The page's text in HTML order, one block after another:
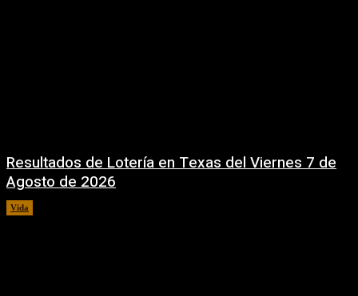
Resultados de Lotería en Texas del Viernes 7 de
Agosto de 2026
Vida